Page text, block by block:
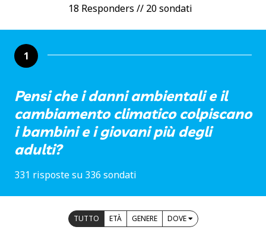
18 Responders // 20 sondati
1
Pensi che i danni ambientali e il
cambiamento climatico colpiscano
i bambini e i giovani più degli
adulti?
331 risposte su 336 sondati
TUTTO ETÀ GENERE DOVE